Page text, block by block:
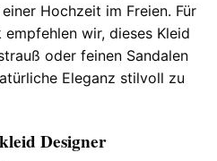
Hochzeit im Freien. Für
wir, dieses Kleid
oder feinen Sandalen
Eleganz stilvoll zu
Designer